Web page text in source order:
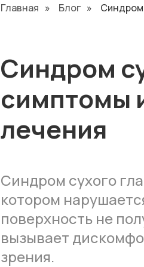
Главная » Блог » Синдром
Синдром
симптомы
лечения
Синдром сухого
котором
поверхность не
вызывает
зрения.